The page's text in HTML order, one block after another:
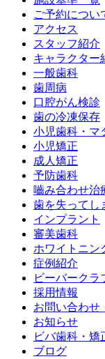
ご予約につい
アクセス
スタッフ紹介
キャラクター
一般歯科
歯周病
口腔がん検診
歯の冷凍保存
小児歯科・マ
小児矯正
成人矯正
予防歯科
嚙み合わせ治
歯を失ってし
インプラント
審美歯科
ホワイトニン
症例紹介
ビーバークラ
採用情報
お問い合わせ
お知らせ
ビバ歯科・矯
ブログ